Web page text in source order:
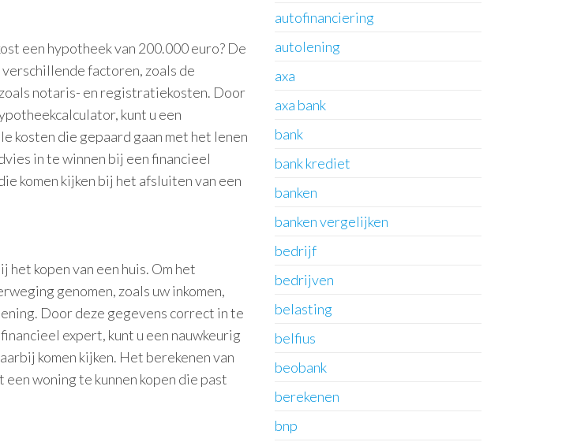
een hypotheek van 200.000 euro? De
factoren, zoals de
notaris- en registratiekosten. Door
kunt u een
kosten die gepaard gaan met het lenen
in te winnen bij een financieel
komen kijken bij het afsluiten van een
kopen van een huis. Om het
genomen, zoals uw inkomen,
Door deze gegevens correct in te
expert, kunt u een nauwkeurig
komen kijken. Het berekenen van
woning te kunnen kopen die past
autofinanciering
autolening
axa
axa bank
bank
bank krediet
banken
banken vergelijken
bedrijf
bedrijven
belasting
belfius
beobank
berekenen
bnp